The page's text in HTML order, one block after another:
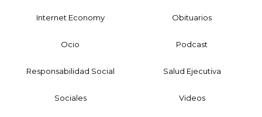
Internet Economy Obituarios
Ocio Podcast
Responsabilidad Social Salud Ejecutiva
Sociales Videos